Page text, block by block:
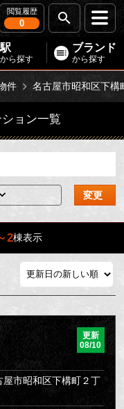
閲覧履歴
0
駅
から探す
ブランド
から探す
件 名古屋市昭和区下構
ョン一覧
変更
2棟表示
更新
08/10
屋市昭和区下構町２丁